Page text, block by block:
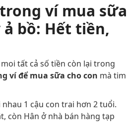
ví mua sữa
bồ: Hết tiền,
tất cả số tiền còn lại trong
ví để mua sữa cho con mà tim
1 cậu con trai hơn 2 tuổi.
còn Hân ở nhà bán hàng tạp